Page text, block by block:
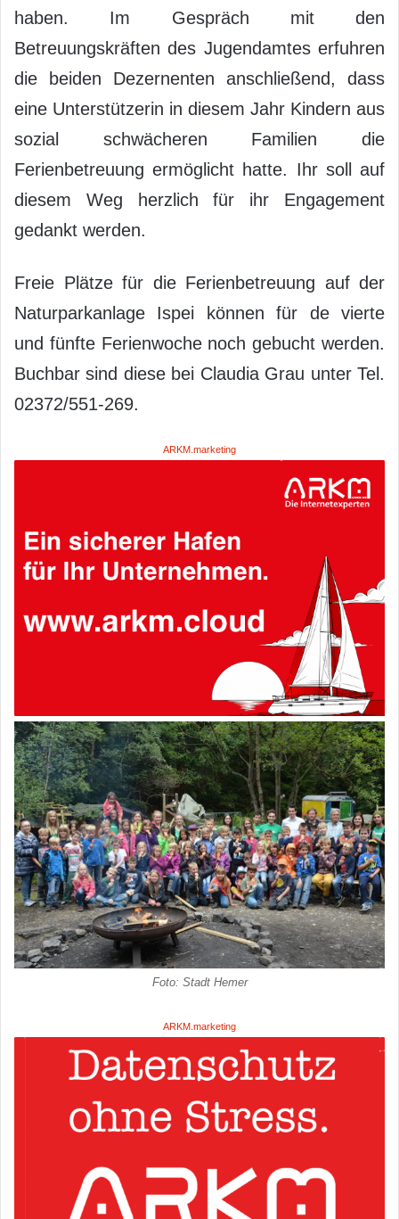
haben. Im Gespräch mit den
Betreuungskräften des Jugendamtes erfuhren
die beiden Dezernenten anschließend, dass
eine Unterstützerin in diesem Jahr Kindern aus
sozial schwächeren Familien die
Ferienbetreuung ermöglicht hatte. Ihr soll auf
diesem Weg herzlich für ihr Engagement
gedankt werden.
Freie Plätze für die Ferienbetreuung auf der
Naturparkanlage Ispei können für de vierte
und fünfte Ferienwoche noch gebucht werden.
Buchbar sind diese bei Claudia Grau unter Tel.
02372/551-269.
ARKM.marketing
Foto: Stadt Hemer
ARKM.marketing